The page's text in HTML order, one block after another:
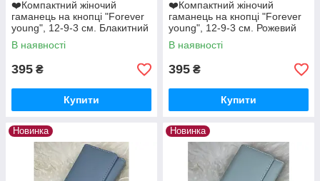
❤️Компактний жіночий
гаманець на кнопці "Forever
young", 12-9-3 см. Блакитний
В наявності
395 ₴
Купити
❤️Компактний жіночий
гаманець на кнопці "Forever
young", 12-9-3 см. Рожевий
В наявності
395 ₴
Купити
Новинка Новинка